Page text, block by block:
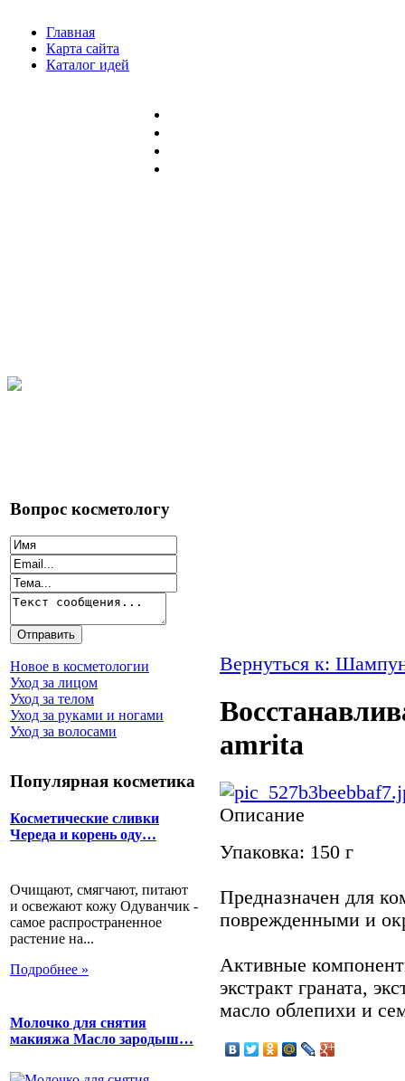
Главная
Карта сайта
Каталог идей
Вопрос косметологу
Новое в косметологии
Уход за лицом
Уход за телом
Уход за руками и ногами
Уход за волосами
Популярная косметика
Косметические сливки
Череда и корень оду…
Очищают, смягчают, питают
и освежают кожу Одуванчик -
самое распространенное
растение на...
Подробнее »
Молочко для снятия
макияжа Масло зародыш…
Вернуться к:
amrita
Описание
Упаковка: 150 г
Предназначен для
поврежденными и
Активные
экстракт граната,
масло облепихи и